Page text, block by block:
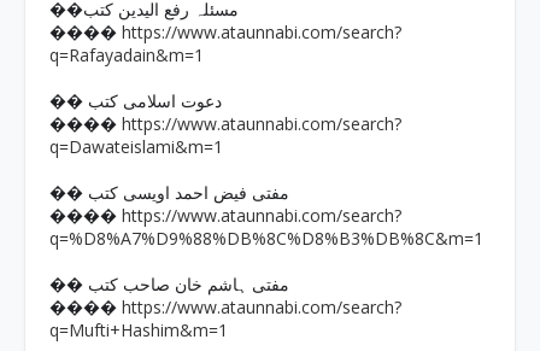
��مسئلہ رفع الیدین کتب
���� https://www.ataunnabi.com/search?
q=Rafayadain&m=1
�� دعوت اسلامی کتب
���� https://www.ataunnabi.com/search?
q=Dawateislami&m=1
�� مفتی فیض احمد اویسی کتب
���� https://www.ataunnabi.com/search?
q=%D8%A7%D9%88%DB%8C%D8%B3%DB%8C&m=1
�� مفتی ہاشم خان صاحب کتب
���� https://www.ataunnabi.com/search?
q=Mufti+Hashim&m=1